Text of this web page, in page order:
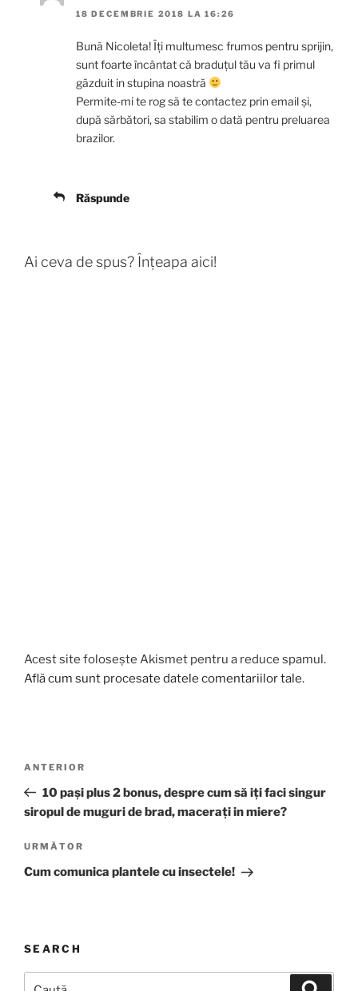
18 DECEMBRIE 2018 LA 16:26
Bună Nicoleta! Îți multumesc frumos pentru sprijin,
sunt foarte încântat că braduțul tău va fi primul
găzduit in stupina noastră
Permite-mi te rog să te contactez prin email și,
după sărbători, sa stabilim o dată pentru preluarea
brazilor.
Răspunde
Ai ceva de spus? Înțeapa aici!
Acest site folosește Akismet pentru a reduce spamul.
Află cum sunt procesate datele comentariilor tale.
Navigare
articole
Articolul
anterior
ANTERIOR
10 pași plus 2 bonus, despre cum să iți faci singur
siropul de muguri de brad, macerați in miere?
Articolul
următor
URMĂTOR
Cum comunica plantele cu insectele!
SEARCH